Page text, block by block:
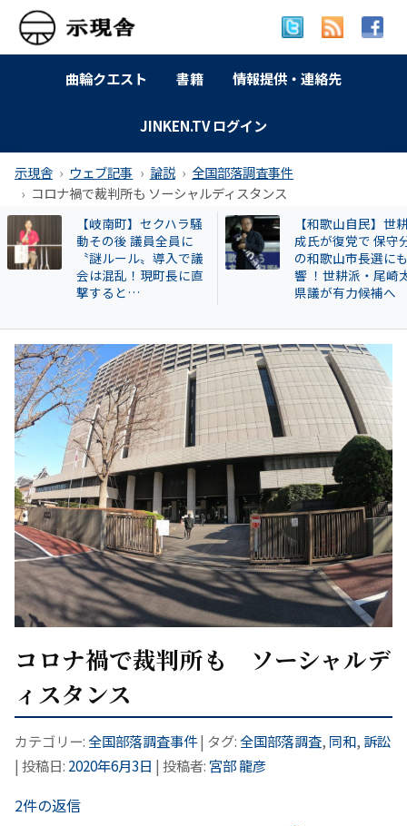
曲輪クエスト 書籍 情報提供・連絡先
JINKEN.TV ログイン
示現舎 ウェブ記事 論説
全国部落調査事件
コロナ禍で裁判所も ソーシャルディスタンス
【和歌山自民】世耕弘
成氏が復党で 保守分裂
の和歌山市長選にも影
響 ！世耕派・尾崎太郎
県議が有力候補へ
特別企画 解放同盟
政等が 過去に公開
部落・同和地区リ
コロナ禍で裁判所も ソーシャルデ
ィスタンス
カテゴリー:全国部落調査事件| タグ:全国部落調査, 同和, 訴訟
| 投稿日: 2020年6月3日 | 投稿者: 宮部 龍彦
2件の返信